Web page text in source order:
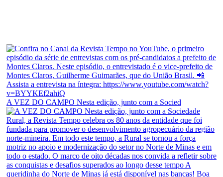
A VEZ DO CAMPO Nesta edição, junto com a Socied